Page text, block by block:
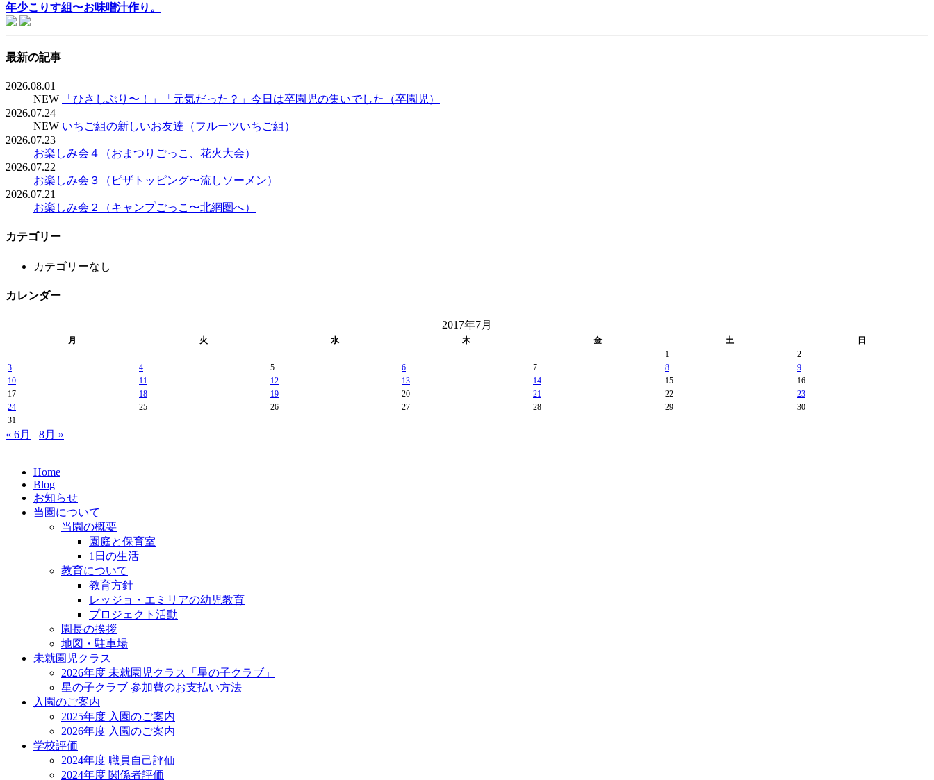
年少こりす組〜お味噌汁作り。
最新の記事
2026.08.01
NEW
「ひさしぶり〜！」「元気だった？」今日は卒園児の集いでした（卒園児）
2026.07.24
NEW いちご組の新しいお友達（フルーツいちご組）
2026.07.23
お楽しみ会４（おまつりごっこ、花火大会）
2026.07.22
お楽しみ会３（ピザトッピング〜流しソーメン）
2026.07.21
お楽しみ会２（キャンプごっこ〜北網圏へ）
カテゴリー
カテゴリーなし
カレンダー
2017年7月
月 火 水 木 金 土
日
1
2
3
4 5 6 7 8
9
10
11 12 13 14 15
16
17
18 19 20 21 22
23
24
25 26 27 28 29
30
31
« 6月 8月 »
Home
Blog
お知らせ
当園について
当園の概要
園庭と保育室
1日の生活
教育について
教育方針
レッジョ・エミリアの幼児教育
プロジェクト活動
園長の挨拶
地図・駐車場
未就園児クラス
2026年度 未就園児クラス「星の子クラブ」
星の子クラブ 参加費のお支払い方法
入園のご案内
2025年度 入園のご案内
2026年度 入園のご案内
学校評価
2024年度 職員自己評価
2024年度 関係者評価